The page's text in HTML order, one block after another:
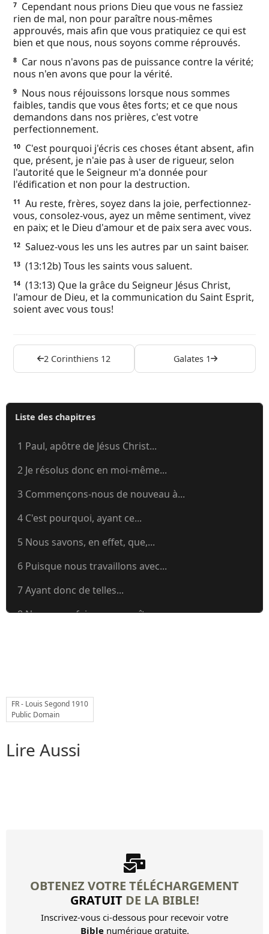
7
Cependant nous prions Dieu que vous ne fassiez
rien de mal, non pour paraître nous-mêmes
approuvés, mais afin que vous pratiquiez ce qui est
bien et que nous, nous soyons comme réprouvés.
8
Car nous n'avons pas de puissance contre la vérité;
nous n'en avons que pour la vérité.
9
Nous nous réjouissons lorsque nous sommes
faibles, tandis que vous êtes forts; et ce que nous
demandons dans nos prières, c'est votre
perfectionnement.
10
C'est pourquoi j'écris ces choses étant absent, afin
que, présent, je n'aie pas à user de rigueur, selon
l'autorité que le Seigneur m'a donnée pour
l'édification et non pour la destruction.
11
Au reste, frères, soyez dans la joie, perfectionnez-
vous, consolez-vous, ayez un même sentiment, vivez
en paix; et le Dieu d'amour et de paix sera avec vous.
12 Saluez-vous les uns les autres par un saint baiser.
13 (13:12b) Tous les saints vous saluent.
14 (13:13) Que la grâce du Seigneur Jésus Christ,
l'amour de Dieu, et la communication du Saint Esprit,
soient avec vous tous!
2 Corinthiens 12 Galates 1
Liste des chapitres
1 Paul, apôtre de Jésus Christ...
2 Je résolus donc en moi-même...
3 Commençons-nous de nouveau à...
4 C'est pourquoi, ayant ce...
5 Nous savons, en effet, que,...
6 Puisque nous travaillons avec...
7 Ayant donc de telles...
8 Nous vous faisons connaître,...
12 Il faut se glorifier... Cela...
FR - Louis Segond 1910
Public Domain
Lire Aussi
OBTENEZ VOTRE TÉLÉCHARGEMENT
GRATUITDE LA BIBLE!
Inscrivez-vous ci-dessous pour recevoir votre
Biblenumérique gratuite.